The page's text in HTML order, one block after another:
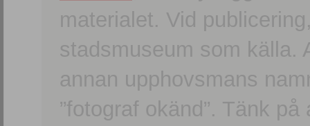
materialet. Vid
stadsmuseum som källa.
annan upphovsmans
”fotograf okänd”. Tänk